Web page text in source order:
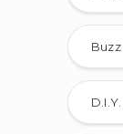
Buzz
D.I.Y.